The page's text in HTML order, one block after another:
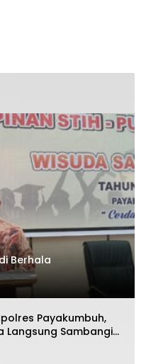
Berhala
Payakumbuh,
Langsung Sambangi